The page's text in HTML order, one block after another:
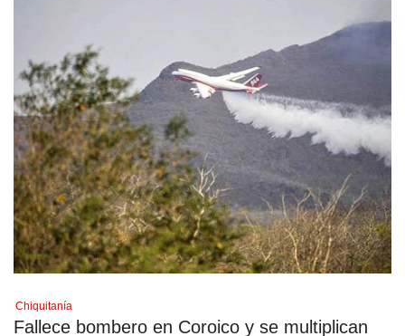
Chiquitanía
Fallece bombero en Coroico y se multiplican